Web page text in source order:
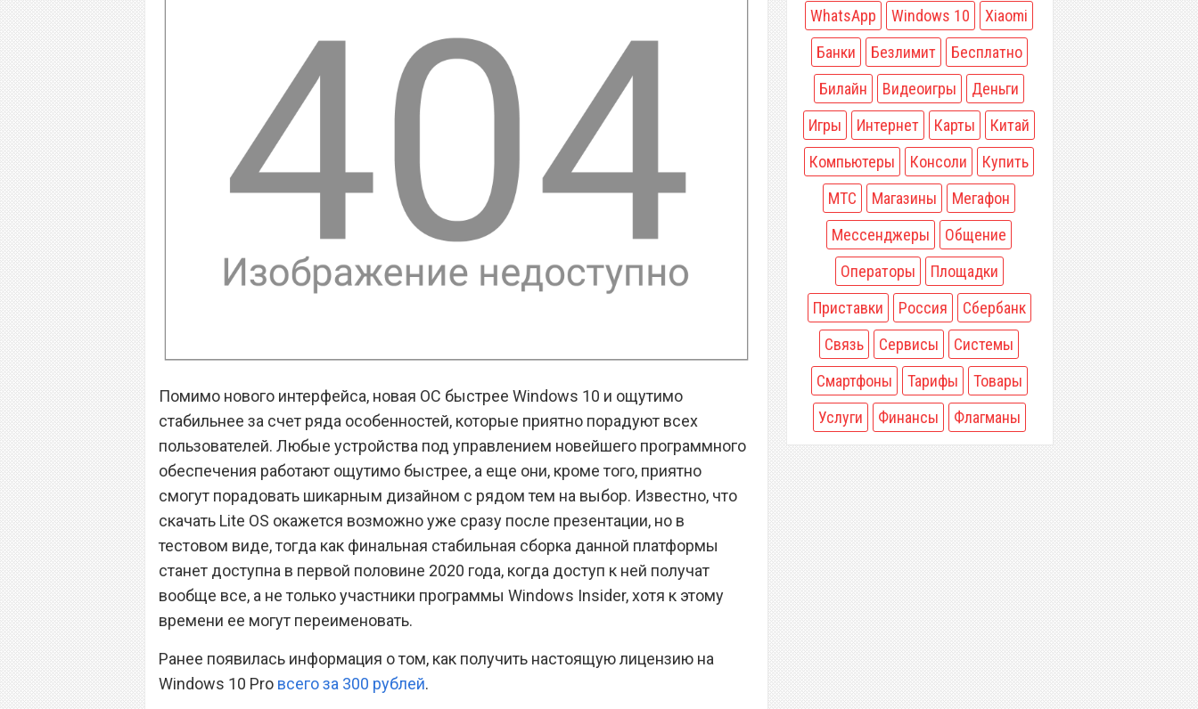
Помимо нового интерфейса, новая ОС быстрее Windows 10 и ощутимо
стабильнее за счет ряда особенностей, которые приятно порадуют всех
пользователей. Любые устройства под управлением новейшего программного
обеспечения работают ощутимо быстрее, а еще они, кроме того, приятно
смогут порадовать шикарным дизайном с рядом тем на выбор. Известно, что
скачать Lite OS окажется возможно уже сразу после презентации, но в
тестовом виде, тогда как финальная стабильная сборка данной платформы
станет доступна в первой половине 2020 года, когда доступ к ней получат
вообще все, а не только участники программы Windows Insider, хотя к этому
времени ее могут переименовать.
Ранее появилась информация о том, как получить настоящую лицензию на
Windows 10 Pro всего за 300 рублей.
WhatsApp
Windows 10
Xiaomi
Банки
Безлимит
Бесплатно
Билайн
Видеоигры
Деньги
Игры
Интернет Карты
Китай
Компьютеры
Консоли
Купить
МТС
Магазины
Мегафон
Мессенджеры
Общение
Операторы
Площадки
Приставки
Россия
Сбербанк
Связь
Сервисы
Системы
Смартфоны
Тарифы
Товары
Услуги
Финансы Флагманы